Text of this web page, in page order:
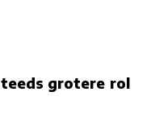
grotere rol